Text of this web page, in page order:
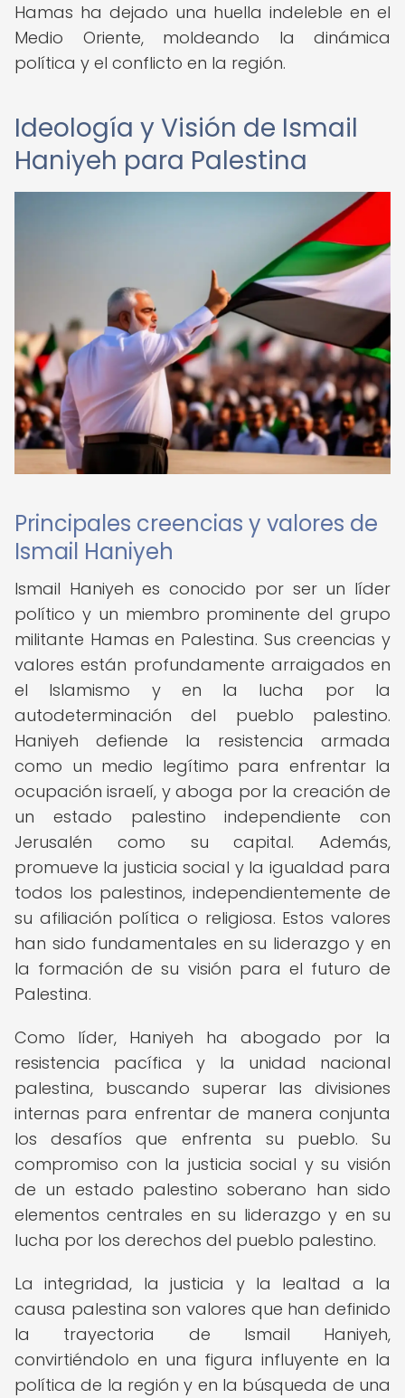
Hamas ha dejado una huella indeleble en el
Medio Oriente, moldeando la dinámica
política y el conflicto en la región.
Ideología y Visión de Ismail
Haniyeh para Palestina
Principales creencias y valores de
Ismail Haniyeh
Ismail Haniyeh es conocido por ser un líder
político y un miembro prominente del grupo
militante Hamas en Palestina. Sus creencias y
valores están profundamente arraigados en
el Islamismo y en la lucha por la
autodeterminación del pueblo palestino.
Haniyeh defiende la resistencia armada
como un medio legítimo para enfrentar la
ocupación israelí, y aboga por la creación de
un estado palestino independiente con
Jerusalén como su capital. Además,
promueve la justicia social y la igualdad para
todos los palestinos, independientemente de
su afiliación política o religiosa. Estos valores
han sido fundamentales en su liderazgo y en
la formación de su visión para el futuro de
Palestina.
Como líder, Haniyeh ha abogado por la
resistencia pacífica y la unidad nacional
palestina, buscando superar las divisiones
internas para enfrentar de manera conjunta
los desafíos que enfrenta su pueblo. Su
compromiso con la justicia social y su visión
de un estado palestino soberano han sido
elementos centrales en su liderazgo y en su
lucha por los derechos del pueblo palestino.
La integridad, la justicia y la lealtad a la
causa palestina son valores que han definido
la trayectoria de Ismail Haniyeh,
convirtiéndolo en una figura influyente en la
política de la región y en la búsqueda de una